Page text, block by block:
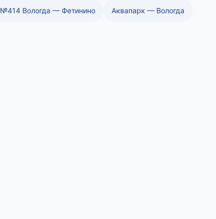
№414 Вологда — Фетинино Аквапарк — Вологда